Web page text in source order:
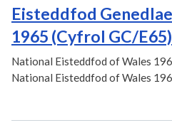
Eisteddfod
1965 (Cyfrol GC/E65)
National Eisteddfod of Wales
National Eisteddfod of Wales